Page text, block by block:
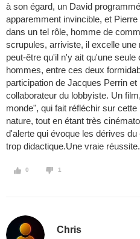
à son égard, un David
apparemment invincible, et
dans un tel rôle, homme de
scrupules, arriviste, il excelle une
peut-être qu'il n'y ait qu'une
hommes, entre ces deux
participation de Jacques Perrin
collaborateur du lobbyiste. Un
monde", qui fait réfléchir sur
nature, tout en étant très
d'alerte qui évoque les dérives
trop didactique.Une vraie réussite.
0 1
Chris